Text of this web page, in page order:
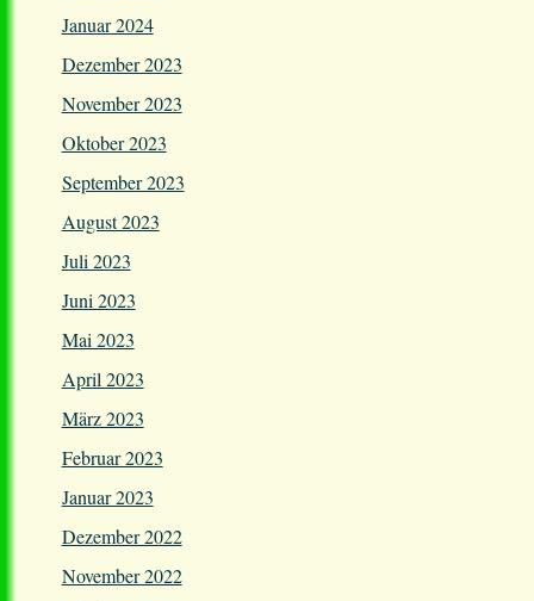
Januar 2024
Dezember 2023
November 2023
Oktober 2023
September 2023
August 2023
Juli 2023
Juni 2023
Mai 2023
April 2023
März 2023
Februar 2023
Januar 2023
Dezember 2022
November 2022